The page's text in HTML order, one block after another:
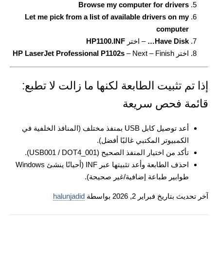
Browse my computer for drivers
Let me pick from a list of available drivers on my
computer
Have Disk…
– اختر HP1100.INF
اختر
HP LaserJet Professional P1102s – Next – Finish
إذا تم تثبيت الطابعة لكنها ما زالت لا تطبع:
قائمة فحص سريعة
أعد توصيل كابل USB بمنفذ مختلف (المنافذ الخلفية في
الكمبيوتر المكتبي غالبًا أفضل).
تأكد من اختيار المنفذ الصحيح (USB001 / DOT4_001).
احذف الطابعة وأعد تثبيتها عبر INF (أحيانًا ينشئ Windows
طوابير طباعة إضافية/غير صحيحة).
آخر تحديث بتاريخ فبراير 2, 2026 بواسطة halunjadid